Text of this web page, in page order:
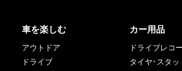
車を楽しむ
アウトドア
ドライブ
カー用品
ドライブレコ
タイヤ･スタッ